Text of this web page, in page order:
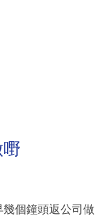
個鐘頭返公司做